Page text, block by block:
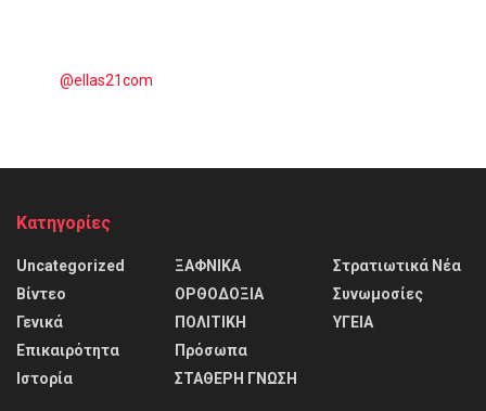
@ellas21com
Kατηγορίες
Uncategorized
Βίντεο
Γενικά
Επικαιρότητα
Ιστορία
ΞΑΦΝΙΚΑ
ΟΡΘΟΔΟΞΙΑ
ΠΟΛΙΤΙΚΗ
Πρόσωπα
ΣΤΑΘΕΡΗ ΓΝΩΣΗ
Στρατιωτικά Νέα
Συνωμοσίες
ΥΓΕΙΑ